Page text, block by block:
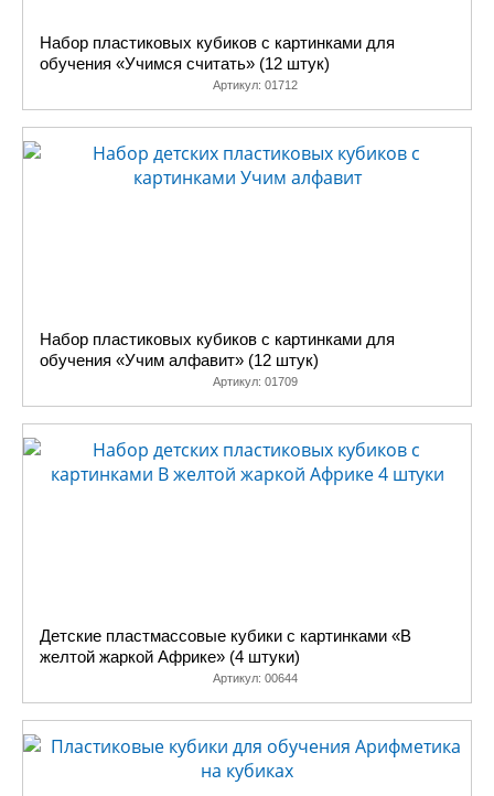
Набор пластиковых кубиков с картинками для
обучения «Учимся считать» (12 штук)
Артикул: 01712
Набор пластиковых кубиков с картинками для
обучения «Учим алфавит» (12 штук)
Артикул: 01709
Детские пластмассовые кубики с картинками «В
желтой жаркой Африке» (4 штуки)
Артикул: 00644